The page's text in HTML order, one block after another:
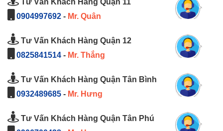
0904997692 - Mr. Quân
Tư Vấn Khách Hàng Quận 12
0825841514 - Mr. Thắng
Tư Vấn Khách Hàng Quận Tân Bình
0932489685 - Mr. Hưng
Tư Vấn Khách Hàng Quận Tân Phú